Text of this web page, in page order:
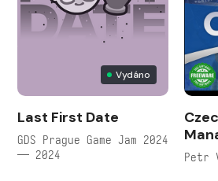
Vydáno
Last First Date
GDS Prague Game Jam 2024
— 2024
Petr